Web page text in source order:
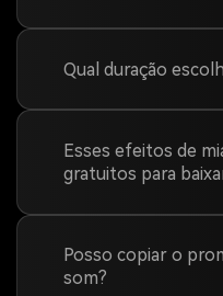
Qual duração
Esses efeitos de
gratuitos para
Posso copiar o
som?